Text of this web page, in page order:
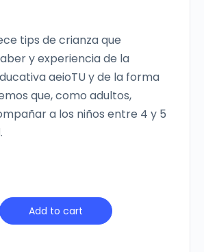
tips de crianza que
y experiencia de la
aeioTU y de la forma
que, como adultos,
a los niños entre 4 y 5
Add to cart